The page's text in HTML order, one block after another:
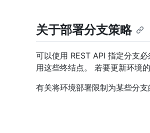
关于部署分支策略
可以使用 REST API 指定分支
用这些终结点。 若要更新环境的
有关将环境部署限制为某些分